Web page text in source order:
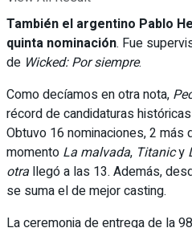
También el argentino Pablo
quinta nominación. Fue
de Wicked: Por siempre.
Como decíamos en otra nota,
récord de candidaturas
Obtuvo 16 nominaciones, 2 más
momento La malvada, Titanicy
otra llegó a las 13. Además,
se suma el de mejor casting.
La ceremonia de entrega de la